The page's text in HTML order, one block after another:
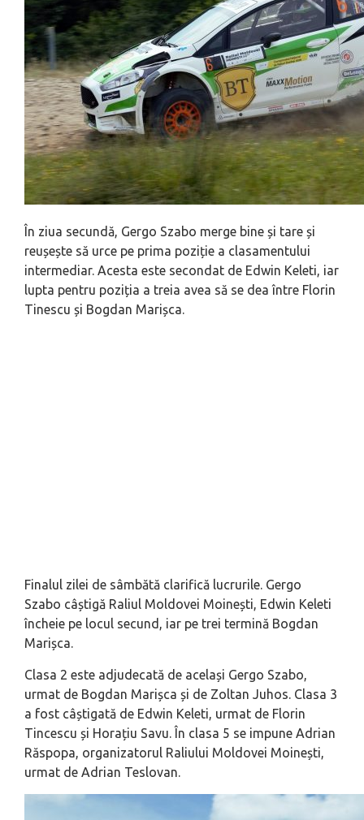
În ziua secundă, Gergo Szabo merge bine și tare și
reușește să urce pe prima poziție a clasamentului
intermediar. Acesta este secondat de Edwin Keleti, iar
lupta pentru poziția a treia avea să se dea între Florin
Tinescu și Bogdan Marișca.
Finalul zilei de sâmbătă clarifică lucrurile. Gergo
Szabo câștigă Raliul Moldovei Moinești, Edwin Keleti
încheie pe locul secund, iar pe trei termină Bogdan
Marișca.
Clasa 2 este adjudecată de același Gergo Szabo,
urmat de Bogdan Marișca și de Zoltan Juhos. Clasa 3
a fost câștigată de Edwin Keleti, urmat de Florin
Tincescu și Horațiu Savu. În clasa 5 se impune Adrian
Răspopa, organizatorul Raliului Moldovei Moinești,
urmat de Adrian Teslovan.